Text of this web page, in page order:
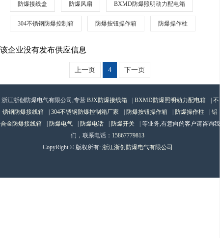
防爆接线盒 防爆风扇 BXMD防爆照明动力配电箱
304不锈钢防爆控制箱 防爆按钮操作箱 防爆操作柱
该企业没有发布供应信息
上一页 4 下一页
浙江浙创防爆电气有限公司,专营 BJX防爆接线箱 BXMD防爆照明动力配电箱
不
锈钢防爆接线箱
304不锈钢防爆控制箱厂家 防爆按钮操作箱 防爆操作柱
铝
合金防爆接线箱
防爆电气 防爆电话 防爆开关
| 等业务,有意向的客户请咨询我
们，联系电话： 15867779813
CopyRight © 版权所有: 浙江浙创防爆电气有限公司